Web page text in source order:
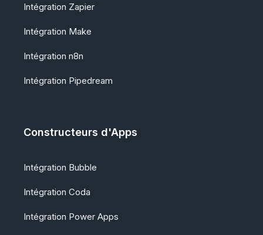
Intégration Zapier
Intégration Make
Intégration n8n
Intégration Pipedream
Constructeurs d'Apps
Intégration Bubble
Intégration Coda
Intégration Power Apps